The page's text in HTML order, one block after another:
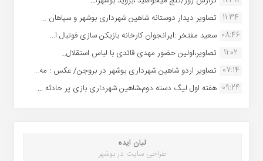
11:34 تصاویر دیدار دوستانه شاهین شهردارى بوشهر و سپاهان ...
08:46 سعید مفتخر :ایرانجوان کارخانه بازیکن سازی فوتبال ا...
11:02
تصاویر،اولین حضور مهدی قائدی با لباس استقلال...
07:14 تصاویر اردو شاهین شهرداری بوشهر در بروجن/ عکس : مه...
09:24 هفته اول لیگ دسته دوم،شاهین شهرداری بازی پر حادثه ...
لیان ایده
طراحی سایت در بوشهر